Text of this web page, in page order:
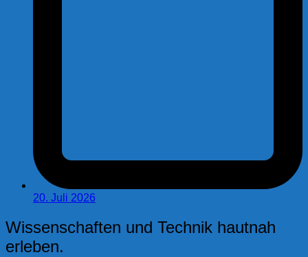
20. Juli 2026
Wissenschaften und Technik hautnah
erleben.